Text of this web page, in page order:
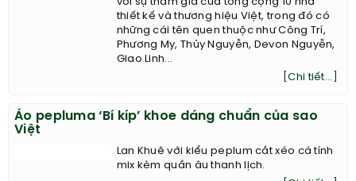
Buổi họp báo Vietnam International
Fashion Week mùa thu đông 2016 diễn ra
chiều 10/10 tại Hà Nội. Đây là năm đầu
tiên chương trình được tổ chức ở thủ đô
với sự tham gia của tổng cộng 10 nhà
những cái tên quen thuộc như Công Trí,